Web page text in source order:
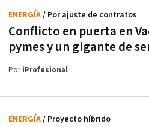
Conflicto en puerta en
pymes y un gigante de
ENERGÍA/ Por ajuste de contratos
PoriProfesional
ENERGÍA/ Proyecto híbrido